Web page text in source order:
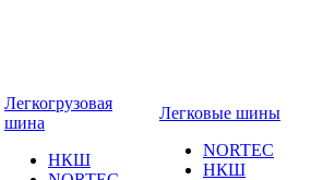
Легкогрузовая
шина
НКШ
Легковые шины
NORTEС
НКШ